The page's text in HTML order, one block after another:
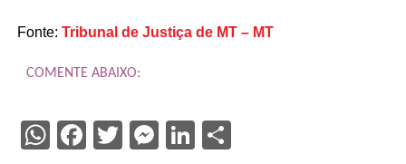
Fonte: Tribunal de Justiça de MT – MT
COMENTE ABAIXO:
WhatsApp
Facebook
TwitterMessenger
LinkedIn